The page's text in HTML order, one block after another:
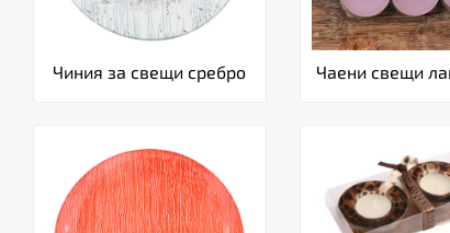
Чиния за свещи сребро Чаени свещи